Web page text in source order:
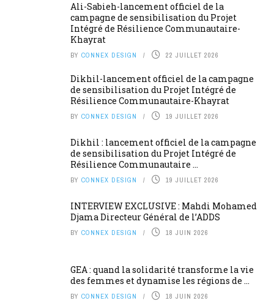
Ali-Sabieh-lancement officiel de la
campagne de sensibilisation du Projet
Intégré de Résilience Communautaire-
Khayrat
BY CONNEX DESIGN 22 JUILLET 2026
Dikhil-lancement officiel de la campagne
de sensibilisation du Projet Intégré de
Résilience Communautaire-Khayrat
BY CONNEX DESIGN 19 JUILLET 2026
Dikhil : lancement officiel de la campagne
de sensibilisation du Projet Intégré de
Résilience Communautaire ...
BY CONNEX DESIGN 19 JUILLET 2026
INTERVIEW EXCLUSIVE : Mahdi Mohamed
Djama Directeur Général de l’ADDS
BY CONNEX DESIGN 18 JUIN 2026
GEA : quand la solidarité transforme la vie
des femmes et dynamise les régions de ...
BY CONNEX DESIGN 18 JUIN 2026